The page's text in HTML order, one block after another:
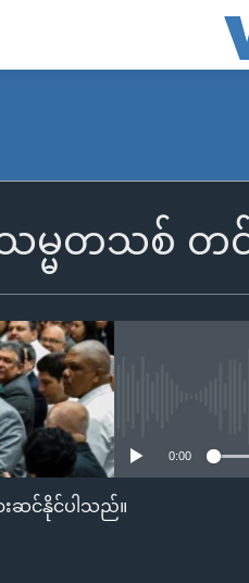
မ္မတသစ် တင်
0:00
းဆင်နိုင်ပါသည်။